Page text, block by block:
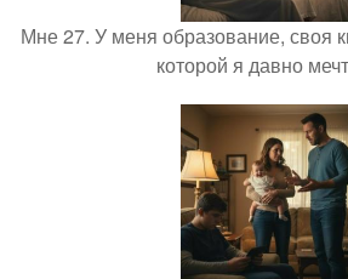
Мне 27. У меня образование, своя
которой я давно